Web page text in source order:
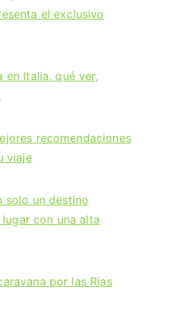
el exclusivo
en Italia, qué ver,
recomendaciones
viaje
solo un destino
con una alta
por las Rías